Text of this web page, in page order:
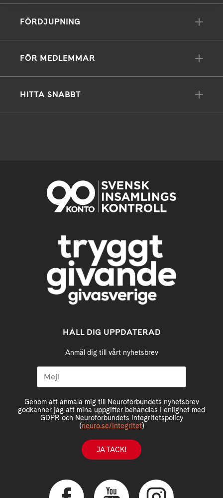
FÖRDJUPNING
FÖR MEDLEMMAR
HITTA SNABBT
HÅLL DIG UPPDATERAD
Anmäl dig till vårt nyhetsbrev
Genom att anmäla mig till Neuroförbundets nyhetsbrev
godkänner jag att mina uppgifter behandlas i enlighet med
GDPR och Neuroförbundets integritetspolicy
(neuro.se/integritet)
JA TACK!